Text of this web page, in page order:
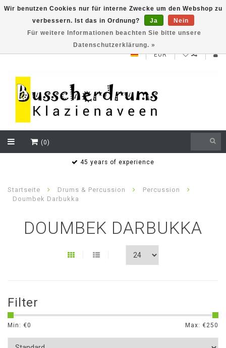
NEW ROLAND V71 series testklaar
EUR
(0)
45 years of experience
Startseite Drums & Percussion
Percussion
Doumbek Darbukka
DOUMBEK DARBUKKA
Filter
Min: €0 Max: €250
Wir benutzen Cookies nur für interne Zwecke um den Webshop zu
verbessern. Ist das in Ordnung?
Ja
Nein
Für weitere Informationen beachten Sie bitte unsere
Datenschutzerklärung. »